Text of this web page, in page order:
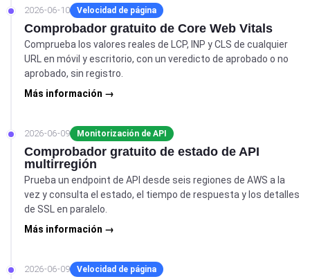
2026-06-10 Velocidad de página
Comprobador gratuito de Core Web Vitals
Comprueba los valores reales de LCP, INP y CLS de cualquier
URL en móvil y escritorio, con un veredicto de aprobado o no
aprobado, sin registro.
Más información →
2026-06-09 Monitorización de API
Comprobador gratuito de estado de API
multirregión
Prueba un endpoint de API desde seis regiones de AWS a la
vez y consulta el estado, el tiempo de respuesta y los detalles
de SSL en paralelo.
Más información →
2026-06-09 Velocidad de página